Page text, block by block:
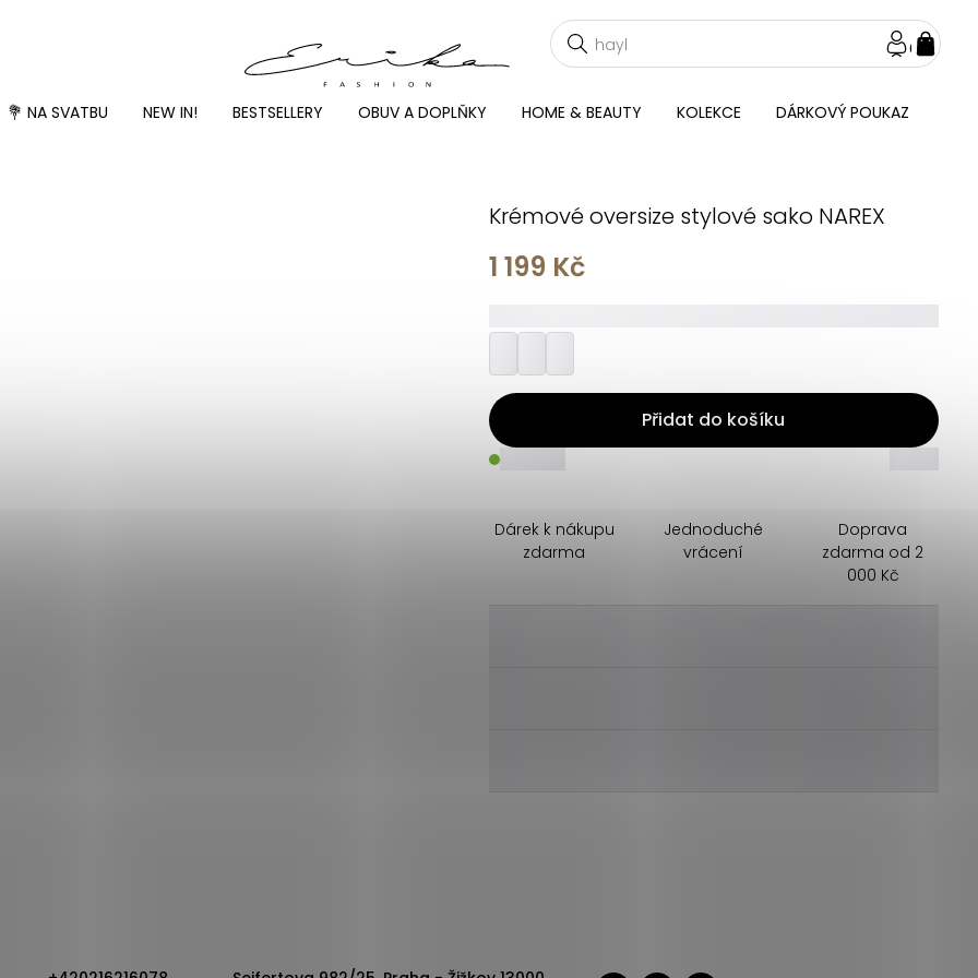
💐 NA SVATBU NEW IN! BESTSELLERY OBUV A DOPLŇKY HOME & BEAUTY KOLEKCE DÁRKOVÝ POUKAZ
Krémové oversize stylové sako NAREX
1 199 Kč
Přidat do košíku
_____
Dárek k nákupu
zdarma
Jednoduché
vrácení
Doprava
zdarma od 2
000 Kč